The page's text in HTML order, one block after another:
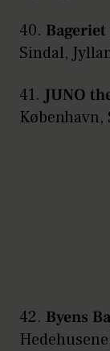
40.
Sindal,
41. JUNO
42. Byens